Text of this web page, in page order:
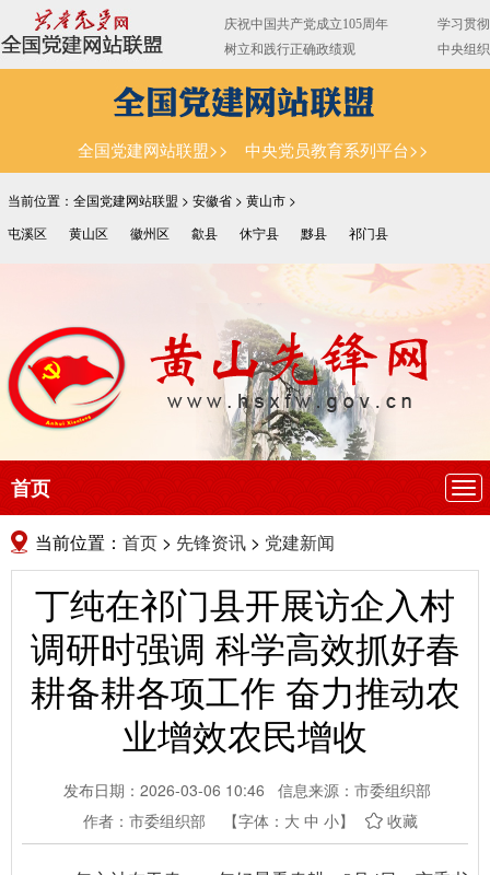
全国党建网站联盟>> 中央党员教育系列平台>>
当前位置：全国党建网站联盟 > 安徽省 > 黄山市 >
屯溪区
黄山区 徽州区 歙县 休宁县 黟县 祁门县
导
首页
当前位置： 首页 > 先锋资讯 > 党建新闻
丁纯在祁门县开展访企入村
调研时强调 科学高效抓好春
耕备耕各项工作 奋力推动农
业增效农民增收
发布日期：2026-03-06 10:46
信息来源：市委组织部
作者：市委组织部
【字体： 大 中 小】 收藏